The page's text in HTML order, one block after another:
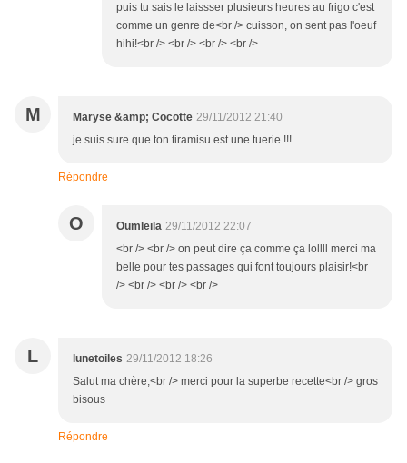
puis tu sais le laissser plusieurs heures au frigo c'est
comme un genre de<br /> cuisson, on sent pas l'oeuf
hihi!<br /> <br /> <br /> <br />
M Maryse &amp; Cocotte 29/11/2012 21:40
je suis sure que ton tiramisu est une tuerie !!!
Répondre
O Oumleïla 29/11/2012 22:07
<br /> <br /> on peut dire ça comme ça lollll merci ma
belle pour tes passages qui font toujours plaisir!<br
/> <br /> <br /> <br />
L lunetoiles 29/11/2012 18:26
Salut ma chère,<br /> merci pour la superbe recette<br /> gros
bisous
Répondre